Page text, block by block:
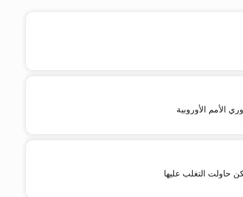
الأمم الأوروبية
حاولت التغلب عليها